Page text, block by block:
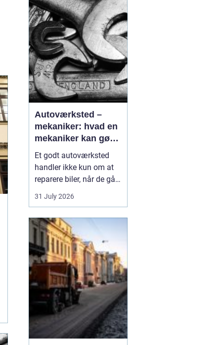
hverdag. I hjertet af byen
find...
Autoværksted –
mekaniker: hvad en
mekaniker kan gøre
for din bil
Et godt autoværksted
handler ikke kun om at
reparere biler, når de går i
stykker. Det handler i lige
så høj grad om
klare svar, når du som
bilist står med
spørgsmål om s...
31 July 2026